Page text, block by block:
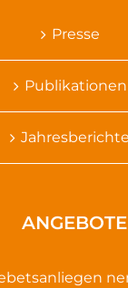
Presse
Publikationen
Jahresberichte
ANGEBOTE